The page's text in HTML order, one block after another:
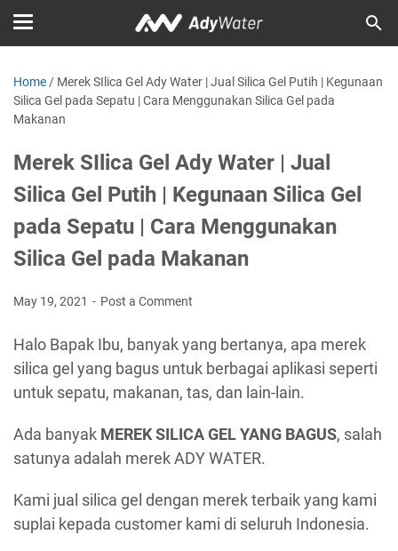
Home / Merek SIlica Gel Ady Water | Jual Silica Gel Putih | Kegunaan
Silica Gel pada Sepatu | Cara Menggunakan Silica Gel pada
Makanan
Merek SIlica Gel Ady Water | Jual
Silica Gel Putih | Kegunaan Silica Gel
pada Sepatu | Cara Menggunakan
Silica Gel pada Makanan
May 19, 2021 Post a Comment
Halo Bapak Ibu, banyak yang bertanya, apa merek
silica gel yang bagus untuk berbagai aplikasi seperti
untuk sepatu, makanan, tas, dan lain-lain.
Ada banyak MEREK SILICA GEL YANG BAGUS, salah
satunya adalah merek ADY WATER.
Kami jual silica gel dengan merek terbaik yang kami
suplai kepada customer kami di seluruh Indonesia.